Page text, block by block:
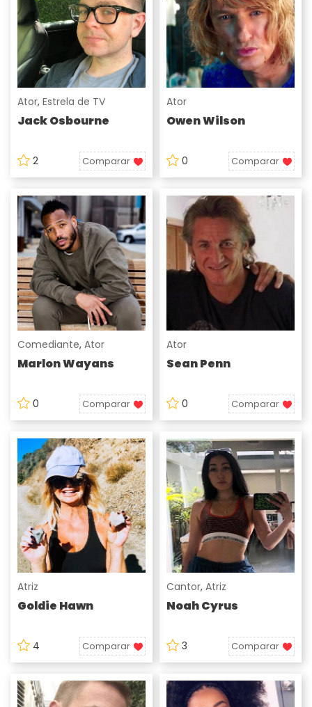
Ator, Estrela de TV
Jack Osbourne
2 Comparar
Ator
Owen Wilson
0 Comparar
Comediante, Ator
Marlon Wayans
0 Comparar
Ator
Sean Penn
0 Comparar
Atriz
Goldie Hawn
4 Comparar
Cantor, Atriz
Noah Cyrus
3 Comparar